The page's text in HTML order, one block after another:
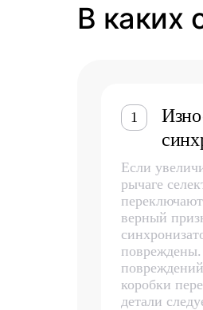
В каких
1
Если
рычаге
верный
коробки
детали